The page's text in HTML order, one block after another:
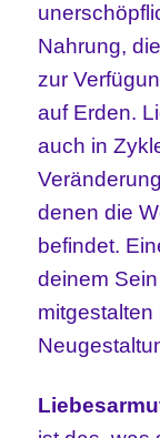
Nahrung,
zur
auf Erden.
auch in
denen die
befindet.
deinem
mitgestalten